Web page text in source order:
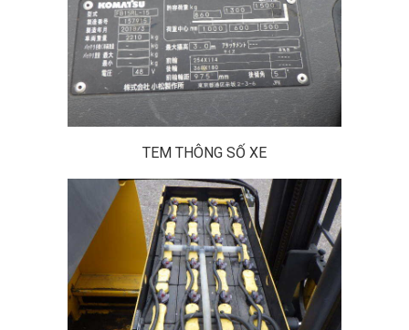
TEM THÔNG SỐ XE